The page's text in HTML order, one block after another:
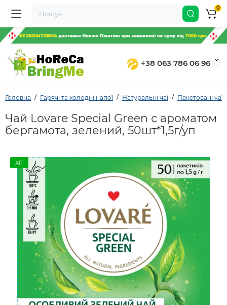
+38 063 786 06 96
0
Головна Гарячі та холодні напої Натуральні чаї Пакетовані чаї
Чай Lovare Special Green с ароматом
бергамота, зелений, 50шт*1,5г/уп
ХІТ